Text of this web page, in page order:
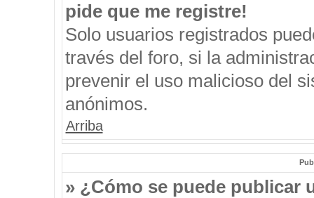
pide que me registre!
Solo usuarios registrados
través del foro, si la
prevenir el uso malicioso del
anónimos.
Arriba
» ¿Cómo se puede publicar